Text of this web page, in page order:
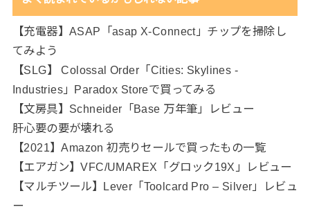
【充電器】ASAP「asap X-Connect」チップを掃除し
てみよう
【SLG】 Colossal Order「Cities: Skylines -
Industries」Paradox Storeで買ってみる
【文房具】Schneider「Base 万年筆」レビュー
肝心要の要が壊れる
【2021】Amazon 初売りセールで買ったもの一覧
【エアガン】VFC/UMAREX「グロック19X」レビュー
【マルチツール】Lever「Toolcard Pro – Silver」レビュ
ー